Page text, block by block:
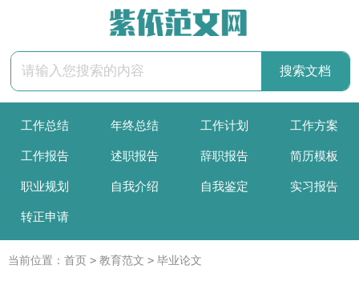
工作总结 年终总结 工作计划 工作方案
工作报告 述职报告 辞职报告 简历模板
职业规划 自我介绍 自我鉴定 实习报告
转正申请
当前位置： 首页 > 教育范文 > 毕业论文